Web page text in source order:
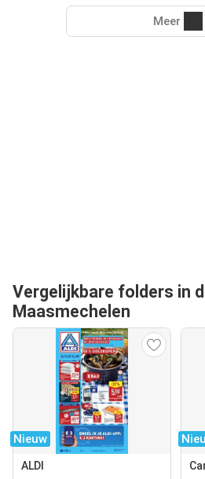
Meer
Vergelijkbare folders in
Maasmechelen
Nieuw
ALDI